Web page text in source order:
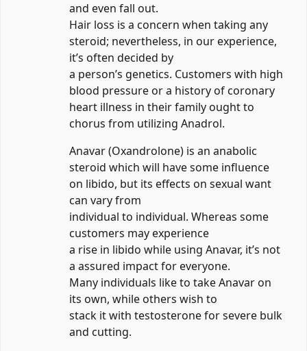
and even fall out.
Hair loss is a concern when taking any
steroid; nevertheless, in our experience,
it’s often decided by
a person’s genetics. Customers with high
blood pressure or a history of coronary
heart illness in their family ought to
chorus from utilizing Anadrol.
Anavar (Oxandrolone) is an anabolic
steroid which will have some influence
on libido, but its effects on sexual want
can vary from
individual to individual. Whereas some
customers may experience
a rise in libido while using Anavar, it’s not
a assured impact for everyone.
Many individuals like to take Anavar on
its own, while others wish to
stack it with testosterone for severe bulk
and cutting.